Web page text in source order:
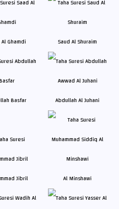
Ghamdi Saud Al Shuraim
Basfar Abdullah Al Juhani
Jibril Al Minshawi